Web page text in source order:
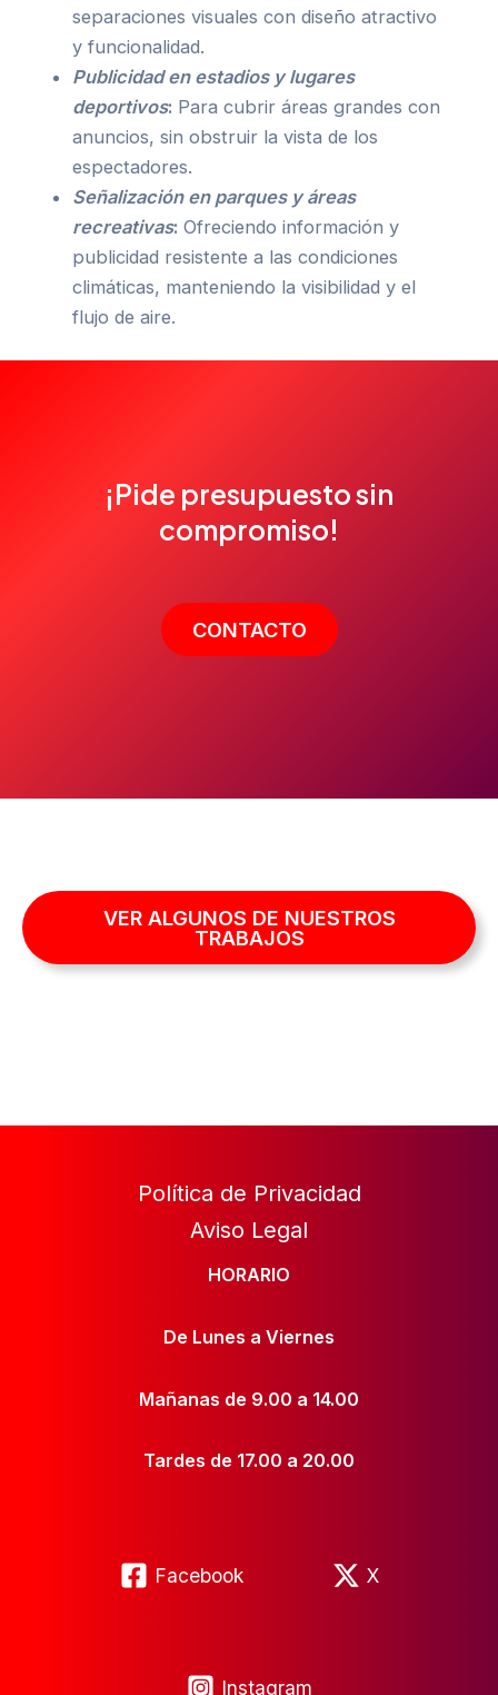
separaciones visuales con diseño atractivo
y funcionalidad.
Publicidad en estadios y lugares
deportivos: Para cubrir áreas grandes con
anuncios, sin obstruir la vista de los
espectadores.
Señalización en parques y áreas
recreativas: Ofreciendo información y
publicidad resistente a las condiciones
climáticas, manteniendo la visibilidad y el
flujo de aire.
¡Pide presupuesto sin
compromiso!
CONTACTO
VER ALGUNOS DE NUESTROS
TRABAJOS
Política de Privacidad
Aviso Legal
HORARIO
De Lunes a Viernes
Mañanas de 9.00 a 14.00
Tardes de 17.00 a 20.00
Facebook X
Instagram